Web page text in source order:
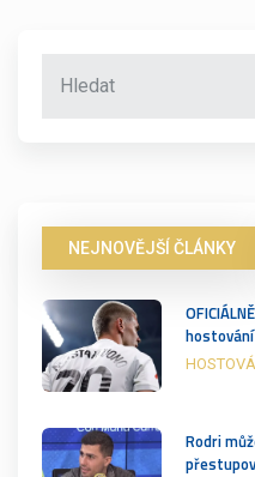
NEJNOVĚJŠÍ ČLÁNKY
Rodri